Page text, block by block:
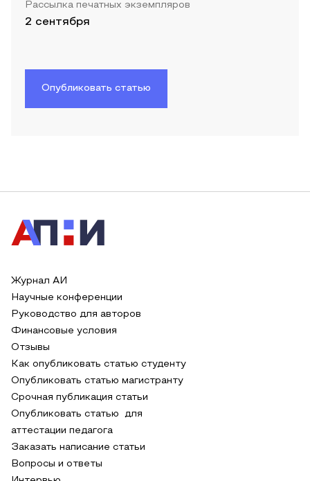
Рассылка печатных экземпляров
2 сентября
Опубликовать статью
Журнал АИ
Научные конференции
Руководство для авторов
Финансовые условия
Отзывы
Как опубликовать статью студенту
Опубликовать статью магистранту
Срочная публикация статьи
Опубликовать статью для
аттестации педагога
Заказать написание статьи
Вопросы и ответы